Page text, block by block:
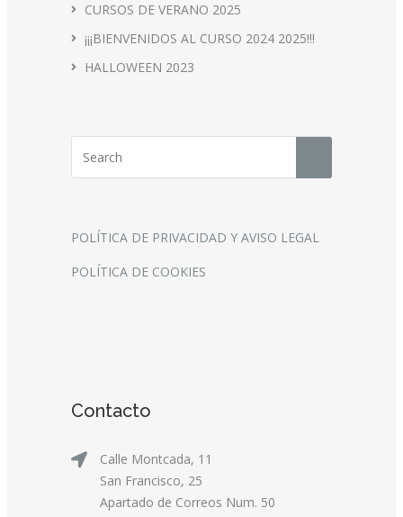
CURSOS DE VERANO 2025
¡¡¡BIENVENIDOS AL CURSO 2024 2025!!!
HALLOWEEN 2023
POLÍTICA DE PRIVACIDAD Y AVISO LEGAL
POLÍTICA DE COOKIES
Contacto
Calle Montcada, 11
San Francisco, 25
Apartado de Correos Num. 50